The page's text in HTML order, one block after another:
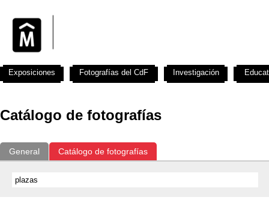
Catálogo de fotografías
General Catálogo de fotografías
Exposiciones Fotografías del CdF Investigación